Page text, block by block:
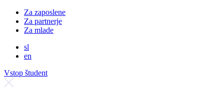
Za zaposlene
Za partnerje
Za mlade
sl
en
Vstop študent